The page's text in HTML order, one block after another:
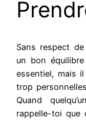
Sans respect
un bon
essentiel, mais
trop
Quand
rappelle-toi